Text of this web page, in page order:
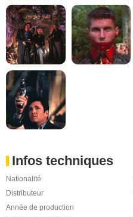
Infos techniques
Nationalité
Distributeur
Année de production